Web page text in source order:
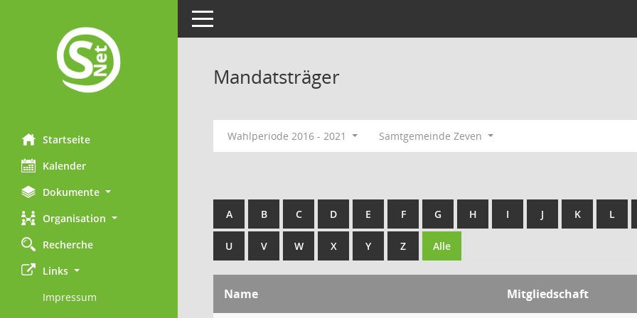
Startseite
Kalender
Dokumente
Organisation
Recherche
Links
Impressum
Toggle navigation
Mandatsträger
Wahlperiode 2016 - 2021 Samtgemeinde Zeven
A B C D E F G H I J K L
U V W X Y Z Alle
Name Mitgliedschaft